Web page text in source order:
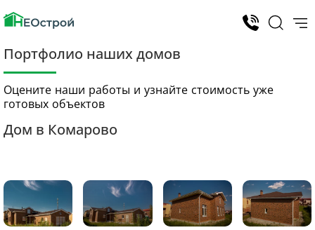
Портфолио наших домов
Оцените наши работы и узнайте стоимость уже
готовых объектов
Дом в Комарово